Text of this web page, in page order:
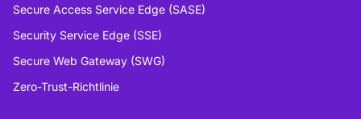
Secure Access Service Edge (SASE)
Security Service Edge (SSE)
Secure Web Gateway (SWG)
Zero-Trust-Richtlinie